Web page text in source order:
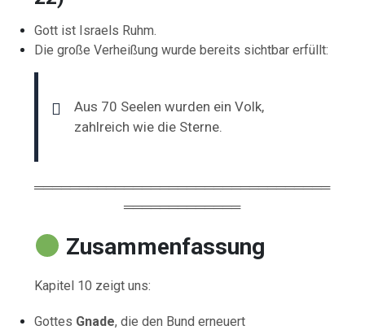
Gott ist Israels Ruhm.
Die große Verheißung wurde bereits sichtbar erfüllt:
Aus 70 Seelen wurden ein Volk,
zahlreich wie die Sterne.
═════════════════════════════════
═════════════
Zusammenfassung
Kapitel 10 zeigt uns:
Gottes Gnade, die den Bund erneuert